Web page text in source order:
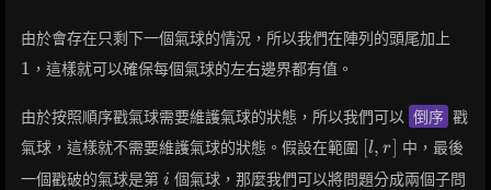
由於會存在只剩下一個氣球的情況，所以我們在陣列的頭尾加上
1 ，這樣就可以確保每個氣球的左右邊界都有值。
由於按照順序戳氣球需要維護氣球的狀態，所以我們可以 倒序 戳
氣球，這樣就不需要維護氣球的狀態。假設在範圍 [l,
r]
l, r
中，最後
一個戳破的氣球是第 i
i 個氣球，那麼我們可以將問題分成兩個子問